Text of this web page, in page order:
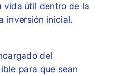
vida útil dentro de la
inversión inicial.
del
para que sean